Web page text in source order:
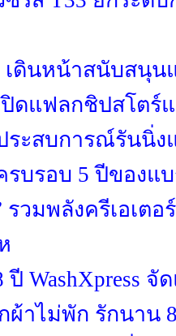
เดินหน้าสนับสนุ
ปิดแฟลกชิปสโต
ะสบการณ์รันนิ่ง
รบรอบ 5 ปีของแ
รวมพลังครีเอเต
ปี WashXpress
กผ้าไม่พัก รักนา